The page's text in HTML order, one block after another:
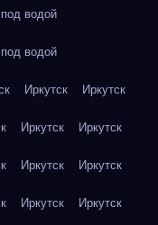
водой
водой
Иркутск Иркутск
Иркутск Иркутск
Иркутск Иркутск
Иркутск Иркутск